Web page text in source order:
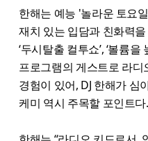
한해는 예능 '놀라운 토요
재치 있는 입담과 친화력
‘두시탈출 컬투쇼’, ‘볼륨
프로그램의 게스트로 라
경험이 있어, DJ 한해가 심
케미 역시 주목할 포인트다.